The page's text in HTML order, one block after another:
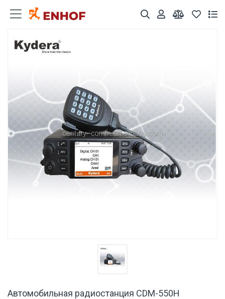
Автомобильная радиостанция CDM-550H